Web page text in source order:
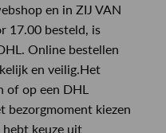
en in ZIJ VAN
17.00 besteld, is
Online bestellen
en veilig.Het
of op een DHL
bezorgmoment kiezen
keuze uit